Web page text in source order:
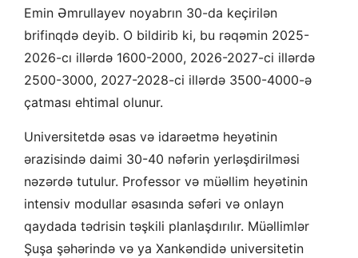
Emin Əmrullayev noyabrın 30-da keçirilən
brifinqdə deyib. O bildirib ki, bu rəqəmin 2025-
2026-cı illərdə 1600-2000, 2026-2027-ci illərdə
2500-3000, 2027-2028-ci illərdə 3500-4000-ə
çatması ehtimal olunur.
Universitetdə əsas və idarəetmə heyətinin
ərazisində daimi 30-40 nəfərin yerləşdirilməsi
nəzərdə tutulur. Professor və müəllim heyətinin
intensiv modullar əsasında səfəri və onlayn
qaydada tədrisin təşkili planlaşdırılır. Müəllimlər
Şuşa şəhərində və ya Xankəndidə universitetin